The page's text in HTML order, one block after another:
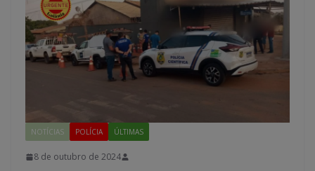
NOTÍCIAS POLÍCIA ÚLTIMAS
8 de outubro de 2024